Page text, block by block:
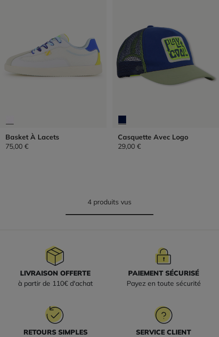
Basket À Lacets
75,00 €
Casquette Avec Logo
29,00 €
4 produits vus
LIVRAISON OFFERTE
à partir de 110€ d'achat
PAIEMENT SÉCURISÉ
Payez en toute sécurité
RETOURS SIMPLES
SERVICE CLIENT